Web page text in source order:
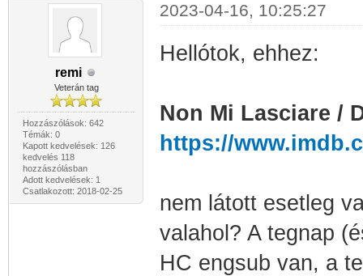
remi
Veterán tag
Hozzászólások: 642
Témák: 0
Kapott kedvelések: 126
kedvelés 118
hozzászólásban
Adott kedvelések: 1
Csatlakozott: 2018-02-25
2023-04-16, 10:25:27
Hellótok, ehhez:
Non Mi Lasciare /
https://
nem látott esetleg
valahol? A tegnap
HC engsub van, a